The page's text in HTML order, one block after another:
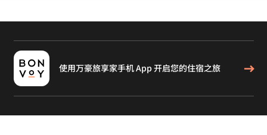
使用万豪旅享家手机 App 开启您的住宿之旅